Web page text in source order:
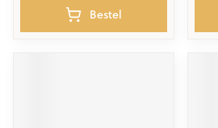
Bestel